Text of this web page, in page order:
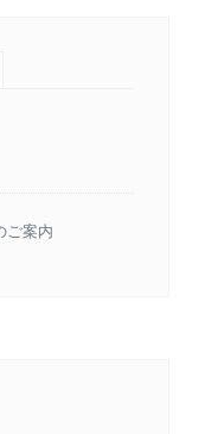
ご案内